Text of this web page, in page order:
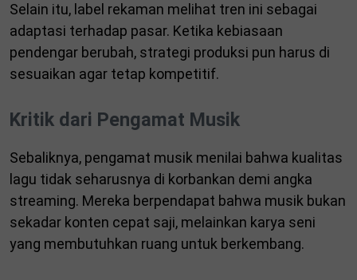
Selain itu, label rekaman melihat tren ini sebagai
adaptasi terhadap pasar. Ketika kebiasaan
pendengar berubah, strategi produksi pun harus di
sesuaikan agar tetap kompetitif.
Kritik dari Pengamat Musik
Sebaliknya, pengamat musik menilai bahwa kualitas
lagu tidak seharusnya di korbankan demi angka
streaming. Mereka berpendapat bahwa musik bukan
sekadar konten cepat saji, melainkan karya seni
yang membutuhkan ruang untuk berkembang.